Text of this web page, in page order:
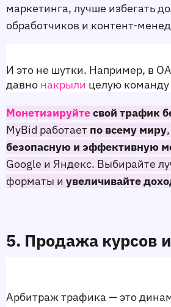
маркетинга, лучше избегать
обработчиков и контент-
И это не шутки. Например, в
давно накрыли целую команду
Монетизируйтесвой трафик
MyBid работает по всему миру
безопасную и эффективную
Google и Яндекс. Выбирайте
форматы и увеличивайте
5. Продажа курсов
Арбитраж трафика — это